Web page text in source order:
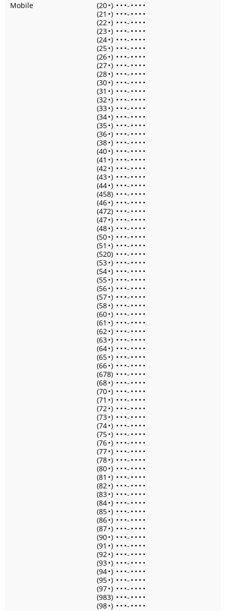
Mobile
(20•) • • •- • • • •
(21 •) • • •- • • • •
(22•) • • •- • • • •
(23•) • • •- • • • •
(24•) • • •- • • • •
(25•) • • •- • • • •
(26•) • • •- • • • •
(27•) • • •- • • • •
(28•) • • •- • • • •
(30•) • • •- • • • •
(31 •) • • •- • • • •
(32•) • • •- • • • •
(33•) • • •- • • • •
(34•) • • •- • • • •
(35•) • • •- • • • •
(36•) • • •- • • • •
(38•) • • •- • • • •
(40•) • • •- • • • •
(41 •) • • •- • • • •
(42•) • • •- • • • •
(43•) • • •- • • • •
(44•) • • •- • • • •
(458) • • •- • • • •
(46•) • • •- • • • •
(472) • • •- • • • •
(47•) • • •- • • • •
(48•) • • •- • • • •
(50•) • • •- • • • •
(51 •) • • •- • • • •
(520) • • •- • • • •
(53•) • • •- • • • •
(54•) • • •- • • • •
(55•) • • •- • • • •
(56•) • • •- • • • •
(57•) • • •- • • • •
(58•) • • •- • • • •
(60•) • • •- • • • •
(61 •) • • •- • • • •
(62•) • • •- • • • •
(63•) • • •- • • • •
(64•) • • •- • • • •
(65•) • • •- • • • •
(66•) • • •- • • • •
(678) • • •- • • • •
(68•) • • •- • • • •
(70•) • • •- • • • •
(71 •) • • •- • • • •
(72•) • • •- • • • •
(73•) • • •- • • • •
(74•) • • •- • • • •
(75•) • • •- • • • •
(76•) • • •- • • • •
(77•) • • •- • • • •
(78•) • • •- • • • •
(80•) • • •- • • • •
(81 •) • • •- • • • •
(82•) • • •- • • • •
(83•) • • •- • • • •
(84•) • • •- • • • •
(85•) • • •- • • • •
(86•) • • •- • • • •
(87•) • • •- • • • •
(90•) • • •- • • • •
(91 •) • • •- • • • •
(92•) • • •- • • • •
(93•) • • •- • • • •
(94•) • • •- • • • •
(95•) • • •- • • • •
(97•) • • •- • • • •
(983) • • •- • • • •
(98•) • • •- • • • •